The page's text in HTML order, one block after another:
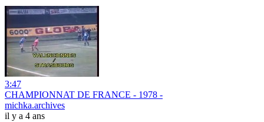
3:47
CHAMPIONNAT DE FRANCE - 1978 -
michka.archives
il y a 4 ans